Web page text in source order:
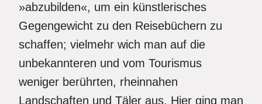
»abzubilden«, um ein künstlerisches
Gegengewicht zu den Reisebüchern zu
schaffen; vielmehr wich man auf die
unbekannteren und vom Tourismus
weniger berührten, rheinnahen
Landschaften und Täler aus. Hier ging man